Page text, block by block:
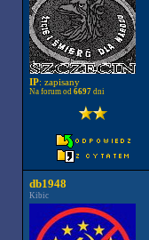
IP: zapisany
Na forum od 6697dni
db1948
Kibic